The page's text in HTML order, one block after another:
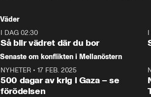
tonårsutvisningarna och hur
Moderaterna ska locka
väljare till valet i höst.
Väder
I DAG 02:30
Så blir vädret där du bor
Senaste om konflikten i Mellanöstern
NYHETER • 17 FEB. 2025
500 dagar av krig i Gaza – se
förödelsen